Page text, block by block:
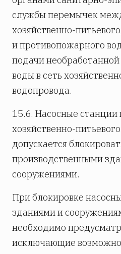
службы перемычек
хозяйственно-
и противопожарного
подачи
воды в сеть
водопровода.
15.6. Насосные
хозяйственно-
допускается
производственными
сооружениями.
При блокировке
зданиями и
необходимо
исключающие